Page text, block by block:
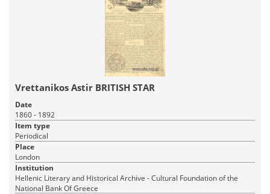
Vrettanikos Astir BRITISH STAR
Date
1860 - 1892
Item type
Periodical
Place
London
Institution
Hellenic Literary and Historical Archive - Cultural Foundation of the
National Bank Of Greece